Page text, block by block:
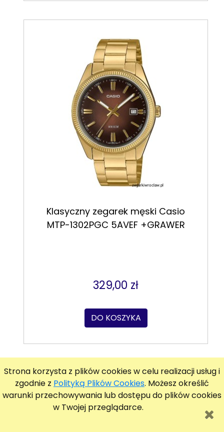
Strona korzysta z plików cookies w celu realizacji usług i
zgodnie z Polityką Plików Cookies. Możesz określić
warunki przechowywania lub dostępu do plików cookies
w Twojej przeglądarce.
Klasyczny zegarek męski Casio
MTP-1302PGC 5AVEF +GRAWER
329,00 zł
DO KOSZYKA